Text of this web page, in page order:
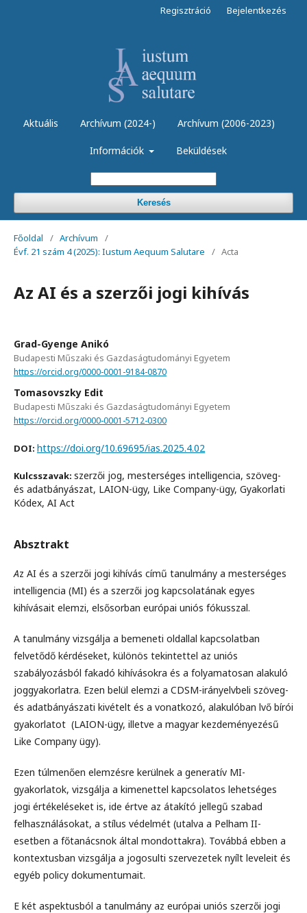
Aktuális Archívum (2024-) Archívum (2006-2023)
Információk Beküldések
Keresés
Regisztráció Bejelentkezés
Főoldal / Archívum
/
Évf. 21 szám 4 (2025): Iustum Aequum Salutare
/ Acta
Az AI és a szerzői jogi kihívás
Grad-Gyenge Anikó
Budapesti Műszaki és Gazdaságtudományi Egyetem
https://orcid.org/0000-0001-9184-0870
Tomasovszky Edit
Budapesti Műszaki és Gazdaságtudományi Egyetem
https://orcid.org/0000-0001-5712-0300
DOI: https://doi.org/10.69695/ias.2025.4.02
Kulcsszavak: szerzői jog, mesterséges intelligencia, szöveg-
és adatbányászat, LAION-ügy, Like Company-ügy, Gyakorlati
Kódex, AI Act
Absztrakt
Az AI és a szerzői jogi kihívás című tanulmány a mesterséges
intelligencia (MI) és a szerzői jog kapcsolatának egyes
kihívásait elemzi, elsősorban európai uniós fókusszal.
A tanulmány vizsgálja a bemeneti oldallal kapcsolatban
felvetődő kérdéseket, különös tekintettel az uniós
szabályozásból fakadó kihívásokra és a folyamatosan alakuló
joggyakorlatra. Ezen belül elemzi a CDSM-irányelvbeli szöveg-
és adatbányászati kivételt és a vonatkozó, alakulóban lvő bírói
gyakorlatot (LAION-ügy, illetve a magyar kezdeményezésű
Like Company ügy).
Ezen túlmenően elemzésre kerülnek a generatív MI-
gyakorlatok, vizsgálja a kimenettel kapcsolatos lehetséges
jogi értékeléseket is, ide értve az átakító jellegű szabad
felhasználásokat, a stílus védelmét (utalva a Pelham II-
esetben a főtanácsnok által mondottakra). Továbbá ebben a
kontextusban vizsgálja a jogosulti szervezetek nyílt leveleit és
egyéb policy dokumentumait.
E két aspektusból a tanulmány az európai uniós szerzői jogi